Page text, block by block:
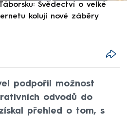
Svědectví o velké
kolují nové záběry
podpořil možnost
odvodů do
přehled o tom, s